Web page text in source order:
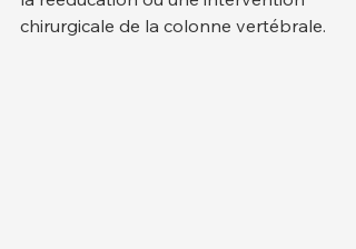
chirurgicale de la colonne vertébrale.